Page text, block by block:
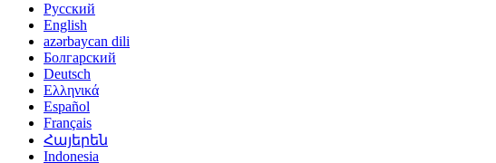
Русский
English
azərbaycan dili
Болгарский
Deutsch
Ελληνικά
Español
Français
Հայերեն
Indonesia